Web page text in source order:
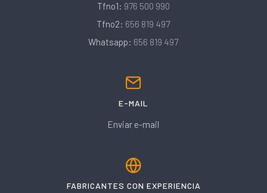
Tfno1: 976 500 990
Tfno2: 656 819 497
Whatsapp: 656 819 497
E-MAIL
Enviar e-mail
FABRICANTES CON EXPERIENCIA